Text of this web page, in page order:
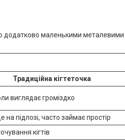
додатково маленькими металевими
Традиційна кігтеточка
виглядає громіздко
на підлозі, часто займає простір
кігтів